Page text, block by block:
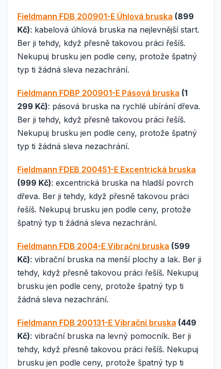
Fieldmann FDB 200901-E Úhlová bruska (899
Kč): kabelová úhlová bruska na nejlevnější start.
Ber ji tehdy, když přesně takovou práci řešíš.
Nekupuj brusku jen podle ceny, protože špatný
typ ti žádná sleva nezachrání.
Fieldmann FDBP 200901-E Pásová bruska (1
299 Kč): pásová bruska na rychlé ubírání dřeva.
Ber ji tehdy, když přesně takovou práci řešíš.
Nekupuj brusku jen podle ceny, protože špatný
typ ti žádná sleva nezachrání.
Fieldmann FDEB 200451-E Excentrická bruska
(999 Kč): excentrická bruska na hladší povrch
dřeva. Ber ji tehdy, když přesně takovou práci
řešíš. Nekupuj brusku jen podle ceny, protože
špatný typ ti žádná sleva nezachrání.
Fieldmann FDB 2004-E Vibrační bruska (599
Kč): vibrační bruska na menší plochy a lak. Ber ji
tehdy, když přesně takovou práci řešíš. Nekupuj
brusku jen podle ceny, protože špatný typ ti
žádná sleva nezachrání.
Fieldmann FDB 200131-E Vibrační bruska (449
Kč): vibrační bruska na levný pomocník. Ber ji
tehdy, když přesně takovou práci řešíš. Nekupuj
brusku jen podle ceny, protože špatný typ ti